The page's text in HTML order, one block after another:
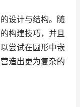
设计与结构。随
构建技巧，并且
尝试在圆形中嵌
造出更为复杂的